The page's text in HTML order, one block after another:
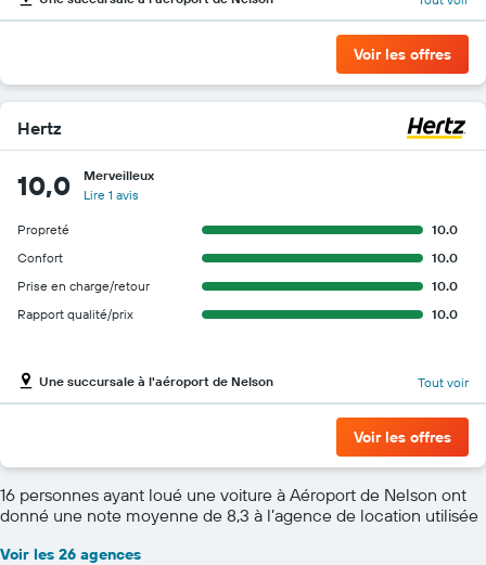
Voir les offres
Hertz
10,0
Merveilleux
Lire 1 avis
Propreté
10.0
Confort
10.0
Prise en charge/retour
10.0
Rapport qualité/prix
10.0
Une succursale à l'aéroport de Nelson Tout voir
Voir les offres
16 personnes ayant loué une voiture à Aéroport de Nelson ont
donné une note moyenne de 8,3 à l’agence de location utilisée
Voir les 26 agences